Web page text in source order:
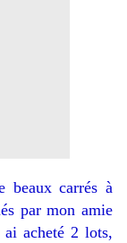
beaux carrés à
par mon amie
acheté 2 lots,